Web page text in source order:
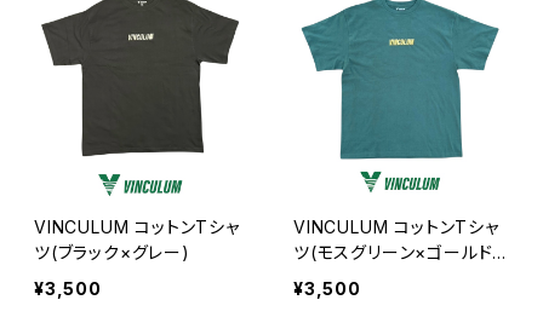
VINCULUM コットンTシャ
ツ(ブラック×グレー)
¥3,500
VINCULUM コットンTシャ
ツ(モスグリーン×ゴールドイ
エロー)
¥3,500